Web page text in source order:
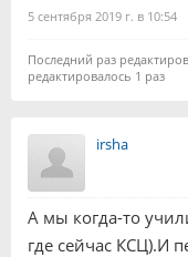
5 сентября 2019 г. в 10:54
Последний раз
редактировалось 1 раз
irsha
А мы когда-то
где сейчас КСЦ).И